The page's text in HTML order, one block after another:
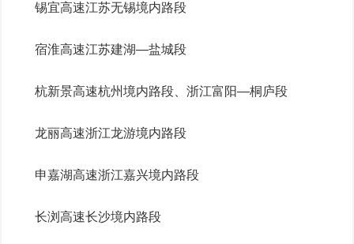
锡宜高速江苏无锡境内路段
宿淮高速江苏建湖—盐城段
杭新景高速杭州境内路段、浙江富阳—桐庐段
龙丽高速浙江龙游境内路段
申嘉湖高速浙江嘉兴境内路段
长浏高速长沙境内路段